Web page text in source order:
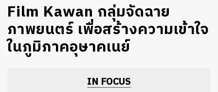
Film Kawan กลุ่มจัดฉาย
ภาพยนตร์ เพื่อสร้างความเข้าใจ
ในภูมิภาคอุษาคเนย์
IN FOCUS